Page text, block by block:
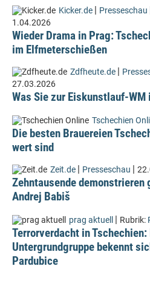
Kicker.de | Presseschau
1.04.2026
Wieder Drama in Prag:
im Elfmeterschießen
Zdfheute.de |
27.03.2026
Was Sie zur Eiskunstlauf-
Tschechien
Die besten Brauereien
wert sind
Zeit.de | Presseschau |
Zehntausende demonstrieren
Andrej Babiš
prag aktuell | Rubrik:
Terrorverdacht in
Untergrundgruppe bekennt
Pardubice